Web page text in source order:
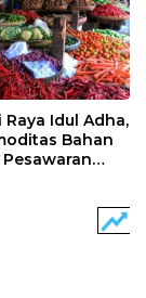
Raya Idul Adha,
Bahan